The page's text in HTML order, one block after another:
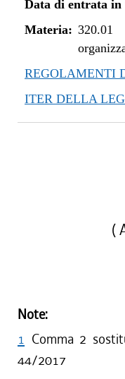
dal 01/01/2015 al
dal 06/11/2014 al
Data di entrata in
Materia: 320.01
REGOLAMENTI
ITER DELLA
(
Note:
1 Comma 2
44/2017